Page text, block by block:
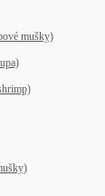
mušky)